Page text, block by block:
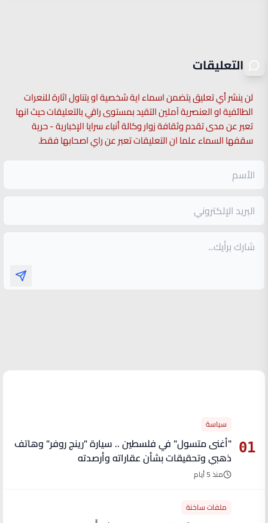
التعليقات
لن ينشر أي تعليق يتضمن اسماء اية شخصية او يتناول اثارة للنعرات
الطائفية او العنصرية آملين التقيد بمستوى راقي بالتعليقات حيث انها
تعبر عن مدى تقدم وثقافة زوار وكالة أنباء سرايا الإخبارية - حرية
سقفها السماء علما ان التعليقات تعبر عن راي اصحابها فقط.
01
سياسة
"أغنى متسول" في فلسطين .. سيارة "رينج روفر" وهاتف
ذهبي وتحقيقات بشأن عقاراته وأرصدته
منذ 5 أيام
ملفات ساخنة